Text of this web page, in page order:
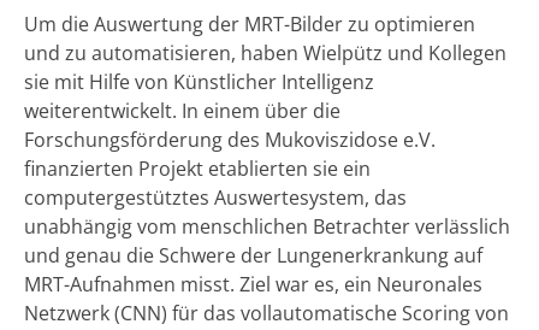
Um die Auswertung der MRT-Bilder zu optimieren
und zu automatisieren, haben Wielpütz und Kollegen
sie mit Hilfe von Künstlicher Intelligenz
weiterentwickelt. In einem über die
Forschungsförderung des Mukoviszidose e.V.
finanzierten Projekt etablierten sie ein
computergestütztes Auswertesystem, das
unabhängig vom menschlichen Betrachter verlässlich
und genau die Schwere der Lungenerkrankung auf
MRT-Aufnahmen misst. Ziel war es, ein Neuronales
Netzwerk (CNN) für das vollautomatische Scoring von